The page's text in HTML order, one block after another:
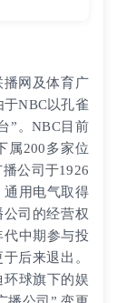
网及体育广
NBC以孔雀
”。NBC目前
属200多家位
公司于1926
通用电气取得
司的经营权
代中期参与投
后来退出。
球旗下的娱